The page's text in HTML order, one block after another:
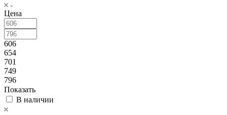
Цена
606
654
701
749
796
Показать
В наличии